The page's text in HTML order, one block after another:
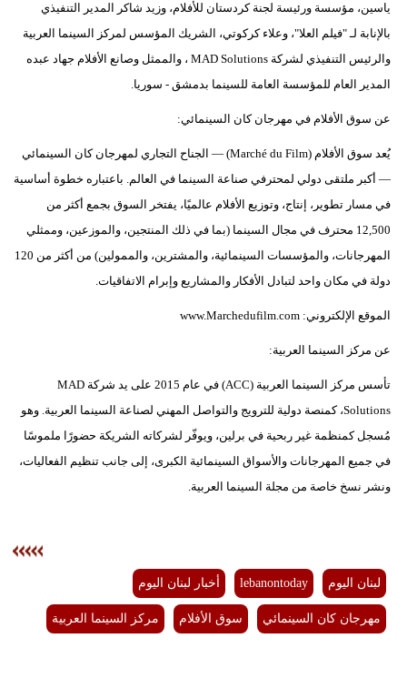
ياسين، مؤسسة ورئيسة لجنة كردستان للأفلام، وزيد شاكر المدير التنفيذي
بالإنابة لـ "فيلم العلا"، وعلاء كركوتي، الشريك المؤسس لمركز السينما العربية
والرئيس التنفيذي لشركة MAD Solutions ، والممثل وصانع الأفلام جهاد عبده
المدير العام للمؤسسة العامة للسينما بدمشق - سوريا.
عن سوق الأفلام في مهرجان كان السينمائي:
يُعد سوق الأفلام (Marché du Film) — الجناح التجاري لمهرجان كان السينمائي
— أكبر ملتقى دولي لمحترفي صناعة السينما في العالم. باعتباره خطوة أساسية
في مسار تطوير، إنتاج، وتوزيع الأفلام عالميًا، يفتخر السوق بجمع أكثر من
12,500 محترف في مجال السينما (بما في ذلك المنتجين، والموزعين، وممثلي
المهرجانات، والمؤسسات السينمائية، والمشترين، والممولين) من أكثر من 120
دولة في مكان واحد لتبادل الأفكار والمشاريع وإبرام الاتفاقيات.
الموقع الإلكتروني: www.Marchedufilm.com
عن مركز السينما العربية:
تأسس مركز السينما العربية (ACC) في عام 2015 على يد شركة MAD
Solutions، كمنصة دولية للترويج والتواصل المهني لصناعة السينما العربية. وهو
مُسجل كمنظمة غير ربحية في برلين، ويوفّر لشركاته الشريكة حضورًا ملموسًا
في جميع المهرجانات والأسواق السينمائية الكبرى، إلى جانب تنظيم الفعاليات،
ونشر نسخ خاصة من مجلة السينما العربية.
لبنان اليوم lebanontoday أخبار لبنان اليوم
مهرجان كان السينمائي سوق الأفلام مركز السينما العربية